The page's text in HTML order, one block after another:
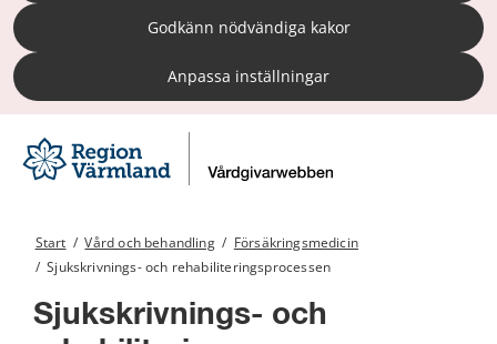
Godkänn nödvändiga kakor
Anpassa inställningar
Start / Vård och behandling / Försäkringsmedicin
/ Sjukskrivnings- och rehabiliteringsprocessen
Sjukskrivnings- och